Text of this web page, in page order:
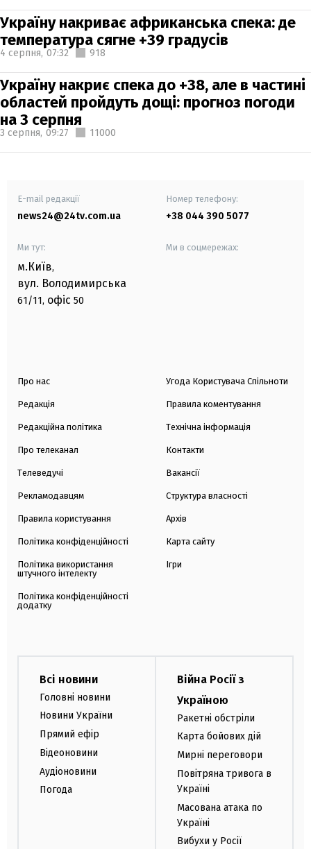
Україну накриває африканська спека: де
температура сягне +39 градусів
4 серпня, 07:32 918
Україну накриє спека до +38, але в частині
областей пройдуть дощі: прогноз погоди
на 3 серпня
3 серпня, 09:27 11000
E-mail редакції
news24@24tv.com.ua
Номер телефону:
+38 044 390 5077
Ми тут:
м.Київ,
вул. Володимирська
61/11, офіс 50
Ми в соцмережах:
Про нас
Редакція
Редакційна політика
Про телеканал
Телеведучі
Рекламодавцям
Правила користування
Політика конфіденційності
Політика використання
штучного інтелекту
Політика конфіденційності
додатку
Угода Користувача Спільноти
Правила коментування
Технічна інформація
Контакти
Вакансії
Структура власності
Архів
Карта сайту
Ігри
Всі новини
Головні новини
Новини України
Прямий ефір
Відеоновини
Аудіоновини
Погода
Війна Росії з
Україною
Ракетні обстріли
Карта бойових дій
Мирні переговори
Повітряна тривога в
Україні
Масована атака по
Україні
Вибухи у Росії